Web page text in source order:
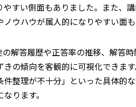
やすい側面もありました。また、
ウハウが属人的になりやすい面も
解答履歴や正答率の推移、解答
きの傾向を客観的に可視化できま
整理が不十分」といった具体的
ります。